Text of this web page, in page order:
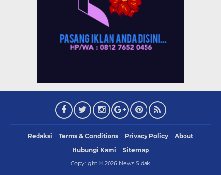
Redaksi Terms & Conditions Privacy Policy
About
Hubungi Kami
Sitemap
Copyright © 2026 News Sidak